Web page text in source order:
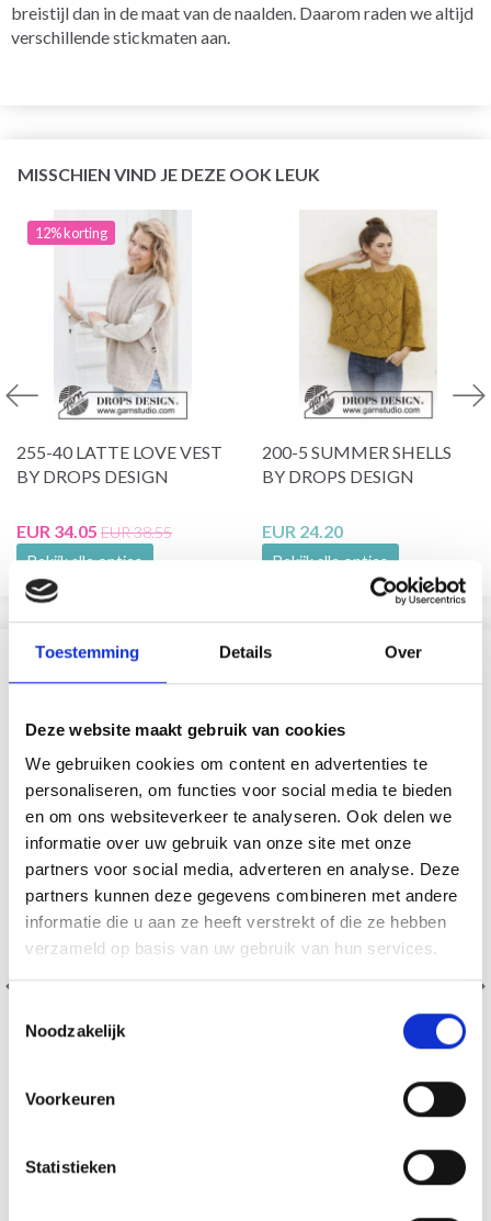
Toestemming Details Over
Deze website maakt gebruik van cookies
We gebruiken cookies om content en advertenties te
personaliseren, om functies voor social media te bieden
en om ons websiteverkeer te analyseren. Ook delen we
informatie over uw gebruik van onze site met onze
partners voor social media, adverteren en analyse. Deze
partners kunnen deze gegevens combineren met andere
informatie die u aan ze heeft verstrekt of die ze hebben
verzameld op basis van uw gebruik van hun services.
Noodzakelijk
Voorkeuren
Statistieken
breistijl dan in de maat van de naalden. Daarom raden we altijd
verschillende stickmaten aan.
MISSCHIEN VIND JE DEZE OOK LEUK
12% korting
255-40 LATTE LOVE VEST
BY DROPS DESIGN
EUR 34.05 EUR 38.55
Bekijk alle opties
200-5 SUMMER SHELLS
BY DROPS DESIGN
EUR 24.20
Bekijk alle opties
VERGELIJKBAAR MET DIT
26% korting
ALLER À LA MAIN À CAPUCHE DENTELLE